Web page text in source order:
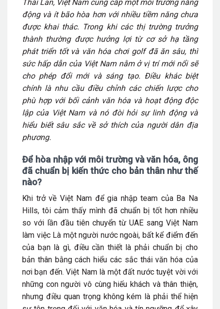
Thái Lan, Việt Nam cung cấp một môi trường năng
động và ít bão hòa hơn với nhiều tiềm năng chưa
được khai thác. Trong khi các thị trường trưởng
thành thường được hưởng lợi từ cơ sở hạ tầng
phát triển tốt và văn hóa chơi golf đã ăn sâu, thì
sức hấp dẫn của Việt Nam nằm ở vị trí mới nổi sẽ
cho phép đổi mới và sáng tạo. Điều khác biệt
chính là nhu cầu điều chỉnh các chiến lược cho
phù hợp với bối cảnh văn hóa và hoạt động độc
lập của Việt Nam và nó đòi hỏi sự linh động và
hiểu biết sâu sắc về sở thích của người dân địa
phương.
Để hòa nhập với môi trườngvàvăn hóa, ông
đã chuẩn bị kiến thức cho bản thân như thế
nào?
Khi trở về Việt Nam để gia nhập team của Ba Na
Hills, tôi cảm thấy mình đã chuẩn bị tốt hơn nhiều
so với lần đầu tiên chuyển từ UAE sang Việt Nam
làm việc Là một người nước ngoài, bất kể điểm đến
của bạn là gì, điều cần thiết là phải chuẩn bị cho
bản thân bằng cách hiểu các sắc thái văn hóa của
nơi bạn đến. Việt Nam là một đất nước tuyệt vời với
những con người vô cùng hiếu khách và thân thiện,
nhưng điều quan trọng không kém là phải thể hiện